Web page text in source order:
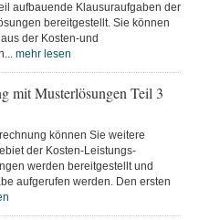
aufbauende Klausuraufgaben der
bereitgestellt. Sie können
der Kosten-und
mehr lesen
mit Musterlösungen Teil 3
können Sie weitere
der Kosten-Leistungs-
werden bereitgestellt und
aufgerufen werden. Den ersten